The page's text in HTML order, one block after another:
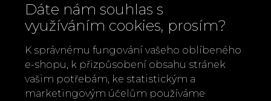
Dáte nám souhlas s
využíváním cookies, prosím?
K správnému fungování vašeho oblíbeného
e-shopu, k přizpůsobení obsahu stránek
vašim potřebám, ke statistickým a
marketingovým účelům používáme